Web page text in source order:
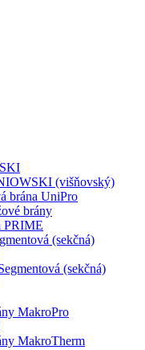
(višňovský)
brána UniPro
brány
PRIME
(sekčná)
(sekčná)
MakroPro
MakroTherm